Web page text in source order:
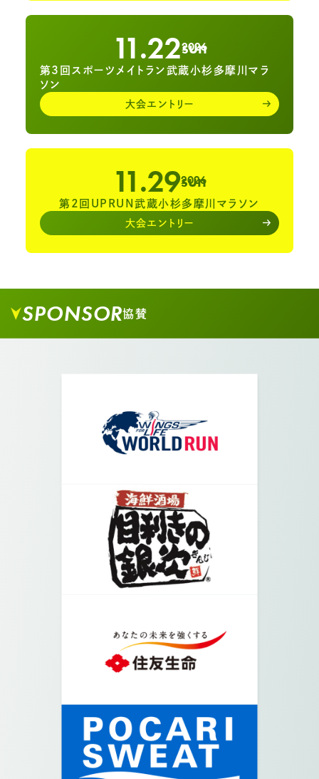
04.
会場となります。
11.222026
sun
第3回スポーツメイトラン武蔵小杉多摩川マラ
ソン
大会エントリー
11.292026
sun
第2回UPRUN武蔵小杉多摩川マラソン
大会エントリー
SPONSOR協賛